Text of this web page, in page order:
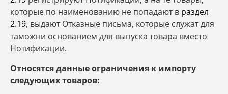
которые по наименованию не попадают в раздел
2.19, выдают Отказные письма, которые служат для
таможни основанием для выпуска товара вместо
Нотификации.
Относятся данные ограничения к импорту
следующих товаров: